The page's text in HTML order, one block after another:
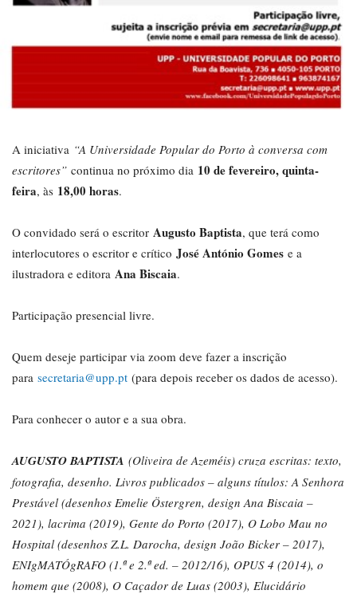
A iniciativa “A Universidade Popular do Porto à conversa com
escritores” continua no próximo dia 10 de fevereiro, quinta-
feira, às 18,00 horas.
O convidado será o escritor Augusto Baptista, que terá como
interlocutores o escritor e crítico José António Gomes e a
ilustradora e editora Ana Biscaia.
Participação presencial livre.
Quem deseje participar via zoom deve fazer a inscrição
para secretaria@upp.pt (para depois receber os dados de acesso).
Para conhecer o autor e a sua obra.
AUGUSTO BAPTISTA (Oliveira de Azeméis) cruza escritas: texto,
fotografia, desenho. Livros publicados – alguns títulos: A Senhora
Prestável (desenhos Emelie Östergren, design Ana Biscaia –
2021), lacrima (2019), Gente do Porto (2017), O Lobo Mau no
Hospital (desenhos Z.L. Darocha, design João Bicker – 2017),
ENIgMATÓgRAFO (1.ª e 2.ª ed. – 2012/16), OPUS 4 (2014), o
homem que (2008), O Caçador de Luas (2003), Elucidário